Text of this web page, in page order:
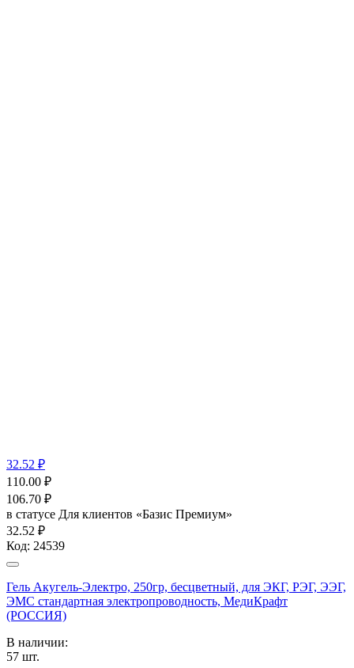
32.52 ₽
110.00 ₽
106.70 ₽
в статусе Для клиентов «Базис Премиум»
32.52 ₽
Код: 24539
Гель Акугель-Электро, 250гр, бесцветный, для ЭКГ, РЭГ, ЭЭГ,
ЭМС стандартная электропроводность, МедиКрафт
(РОССИЯ)
В наличии:
57 шт.